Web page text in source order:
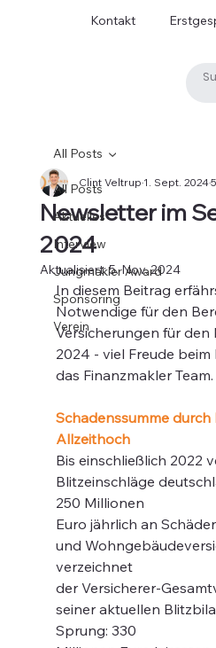
All Posts
Aktuelles
Interview
Jungmakler Award
Sponsoring
Verein
All Posts
Newsletter im
2024
Clint Veltrup1. Sept. 2024
Aktualisiert:5. Nov. 2024
In diesem Beitrag
Notwendige für den
Versicherungen für
2024 - viel Freude
das Finanzmakler Team.
Schadenssumme
Allzeithoch
Bis einschließlich 2022
Blitzeinschläge
250 Millionen
Euro jährlich an
und
verzeichnet
der Versicherer-
seiner aktuellen
Sprung: 330
Kontakt